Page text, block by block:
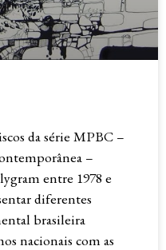
da série MPBC –
–
entre 1978 e
diferentes
brasileira
nacionais com as